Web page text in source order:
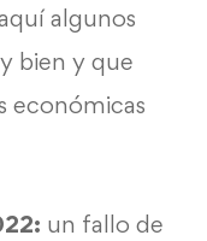
algunos
bien y que
económicas
un fallo de